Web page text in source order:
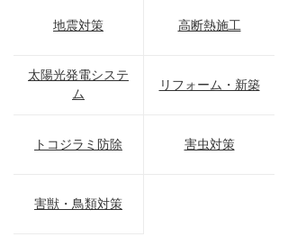
地震対策 高断熱施工
太陽光発電システ
ム
リフォーム・新築
トコジラミ防除 害虫対策
害獣・鳥類対策